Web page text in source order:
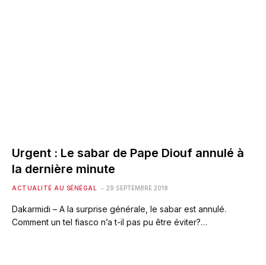
Urgent : Le sabar de Pape Diouf annulé à
la dernière minute
ACTUALITÉ AU SÉNÉGAL 29 SEPTEMBRE 2018
Dakarmidi – A la surprise générale, le sabar est annulé.
Comment un tel fiasco n’a t-il pas pu être éviter?…